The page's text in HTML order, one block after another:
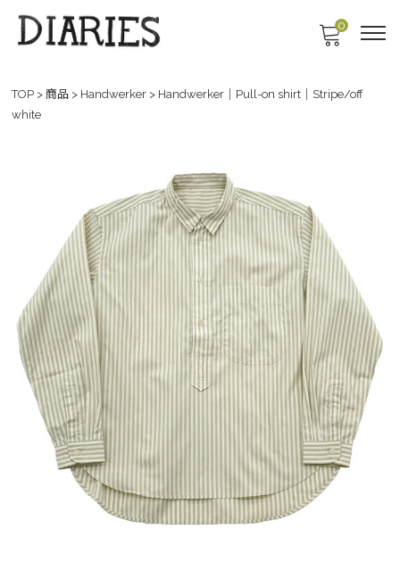
0
TOP > 商品 > Handwerker > Handwerker｜Pull-on shirt｜Stripe/off
white